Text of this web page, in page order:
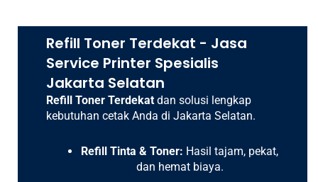
Refill Toner Terdekat - Jasa
Service Printer Spesialis
Jakarta Selatan
Refill Toner Terdekatdan solusi lengkap
kebutuhan cetak Anda di Jakarta Selatan.
Refill Tinta & Toner: Hasil tajam, pekat,
dan hemat biaya.